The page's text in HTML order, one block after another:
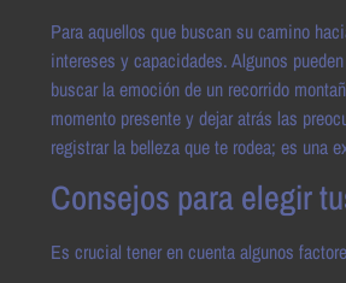
Para aquellos que buscan su camino
intereses y capacidades. Algunos
buscar la emoción de un recorrido
momento presente y dejar atrás las
registrar la belleza que te rodea; es una
Consejos para elegir
Es crucial tener en cuenta algunos